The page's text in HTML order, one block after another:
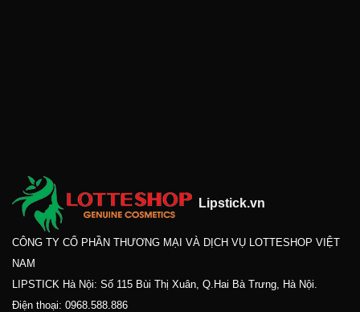
Lipstick.vn
CÔNG TY CỔ PHẦN THƯƠNG MẠI VÀ DỊCH VỤ LOTTESHOP VIỆT
NAM
LIPSTICK Hà Nội: Số 115 Bùi Thị Xuân, Q.Hai Bà Trưng, Hà Nội.
Điện thoại: 0968.588.886